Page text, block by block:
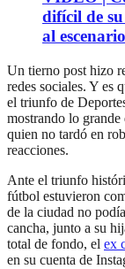
difícil de
al
Un tierno post hizo
redes sociales. Y es
el triunfo de
mostrando lo grande
quien no tardó en
reacciones.
Ante el triunfo
fútbol estuvieron
de la ciudad no
cancha, junto a su
total de fondo, el ex
en su cuenta de